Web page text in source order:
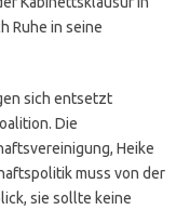
Ruhe in seine
sich entsetzt
Die
Heike
muss von der
sie sollte keine